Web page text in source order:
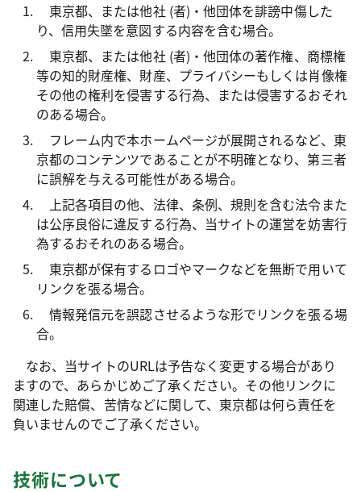
東京都、または他社 (者)・他団体を誹謗中傷した
り、信用失墜を意図する内容を含む場合。
東京都、または他社 (者)・他団体の著作権、商標権
等の知的財産権、財産、プライバシーもしくは肖像権
その他の権利を侵害する行為、または侵害するおそれ
のある場合。
フレーム内で本ホームページが展開されるなど、東
京都のコンテンツであることが不明確となり、第三者
に誤解を与える可能性がある場合。
上記各項目の他、法律、条例、規則を含む法令また
は公序良俗に違反する行為、当サイトの運営を妨害行
為するおそれのある場合。
東京都が保有するロゴやマークなどを無断で用いて
リンクを張る場合。
情報発信元を誤認させるような形でリンクを張る場
合。
なお、当サイトのURLは予告なく変更する場合があり
ますので、あらかじめご了承ください。その他リンクに
関連した賠償、苦情などに関して、東京都は何ら責任を
負いませんのでご了承ください。
技術について